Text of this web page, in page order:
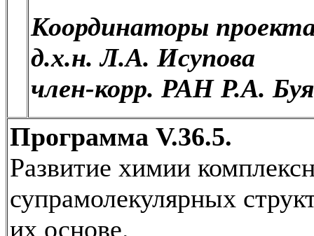
Координаторы
д.х.н. Л.А. Исупова
член-корр. РАН Р.А.
Программа V.36.5.
Развитие химии
супрамолекулярных
их основе.